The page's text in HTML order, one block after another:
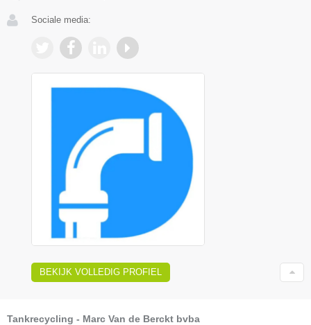
Sociale media:
BEKIJK VOLLEDIG PROFIEL
Tankrecycling - Marc Van de Berckt bvba